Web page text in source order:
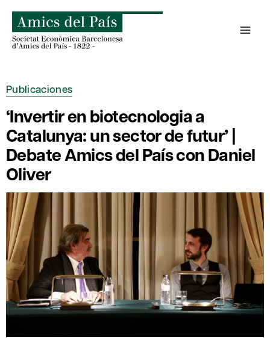
contenido
Publicaciones
‘Invertir en biotecnologia a
Catalunya: un sector de futur’ |
Debate Amics del País con Daniel
Oliver